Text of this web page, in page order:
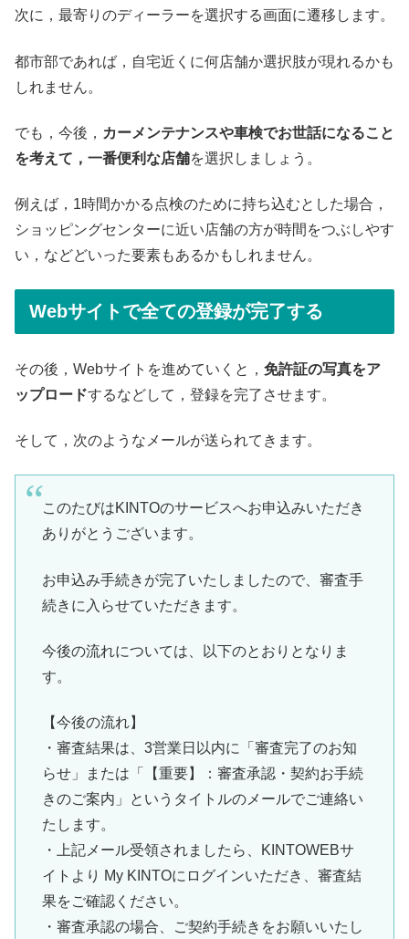
次に，最寄りのディーラーを選択する画面に遷移します。
都市部であれば，自宅近くに何店舗か選択肢が現れるかも
しれません。
でも，今後， カーメンテナンスや車検でお世話になること
を考えて，一番便利な店舗を選択しましょう。
例えば，1時間かかる点検のために持ち込むとした場合，
ショッピングセンターに近い店舗の方が時間をつぶしやす
い，などどいった要素もあるかもしれません。
Webサイトで全ての登録が完了する
その後，Webサイトを進めていくと， 免許証の写真をア
ップロードするなどして，登録を完了させます。
そして，次のようなメールが送られてきます。
このたびはKINTOのサービスへお申込みいただき
ありがとうございます。
お申込み手続きが完了いたしましたので、審査手
続きに入らせていただきます。
今後の流れについては、以下のとおりとなりま
す。
【今後の流れ】
・審査結果は、3営業日以内に「審査完了のお知
らせ」または「【重要】：審査承認・契約お手続
きのご案内」というタイトルのメールでご連絡い
たします。
・上記メール受領されましたら、KINTOWEBサ
イトより My KINTOにログインいただき、審査結
果をご確認ください。
・審査承認の場合、ご契約手続きをお願いいたし